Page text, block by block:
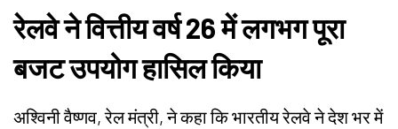
रेलवे ने वित्तीय वर्ष 26 में लगभग पूरा
बजट उपयोग हासिल किया
अश्विनीवैष्णव, रेल मंत्री, ने कहा कि भारतीय रेलवे ने देश भर में